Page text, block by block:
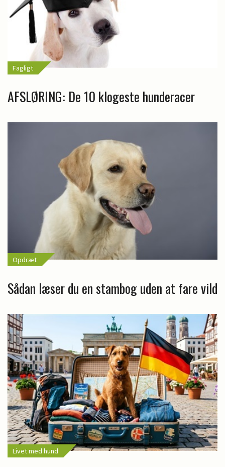
Fagligt
AFSLØRING: De 10 klogeste hunderacer
Opdræt
Sådan læser du en stambog uden at fare vild
Livet med hund